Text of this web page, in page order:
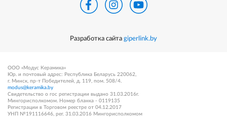
Разработка сайта giperlink.by
ООО «Модус Керамика»
Юр. и почтовый адрес: Республика Беларусь 220062,
г. Минск, пр-т Победителей, д. 119, пом. 508/4.
modus@keramika.by
Свидетельство о гос регистрации выдано 31.03.2016г.
Мингорисполкомом. Номер бланка - 0119135
Регистрации в Торговом реестре от 04.12.2017
УНП №191116646, рег. 31.03.2016 Мингорисполкомом